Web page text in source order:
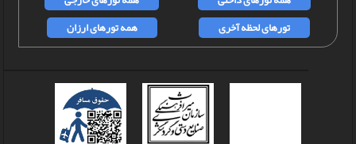
تورهای لحظه آخری
همه تورهای ارزان